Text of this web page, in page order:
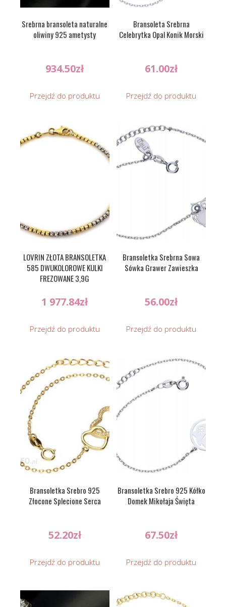
Srebrna bransoleta naturalne
oliwiny 925 ametysty
934.50zł
Przejdź do produktu
Bransoleta Srebrna
Celebrytka Opal Konik Morski
61.00zł
Przejdź do produktu
LOVRIN ZŁOTA BRANSOLETKA
585 DWUKOLOROWE KULKI
FREZOWANE 3,9G
1 977.84zł
Przejdź do produktu
Bransoletka Srebrna Sowa
Sówka Grawer Zawieszka
56.00zł
Przejdź do produktu
Bransoletka Srebro 925
Złocone Splecione Serca
52.20zł
Przejdź do produktu
Bransoletka Srebro 925 Kółko
Domek Mikołaja Święta
67.50zł
Przejdź do produktu